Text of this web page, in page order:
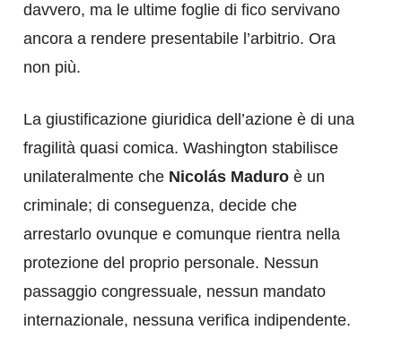
davvero, ma le ultime foglie di fico servivano
ancora a rendere presentabile l’arbitrio. Ora
non più.
La giustificazione giuridica dell’azione è di una
fragilità quasi comica. Washington stabilisce
unilateralmente che Nicolás Maduro è un
criminale; di conseguenza, decide che
arrestarlo ovunque e comunque rientra nella
protezione del proprio personale. Nessun
passaggio congressuale, nessun mandato
internazionale, nessuna verifica indipendente.